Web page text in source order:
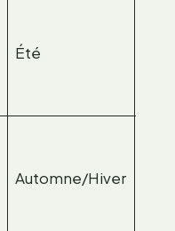
Été
Automne/Hiver